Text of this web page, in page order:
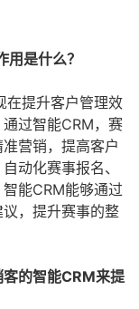
是什么？
在提升客户管理效
过智能CRM，赛
营销，提高客户
动化赛事报名、
能CRM能够通过
，提升赛事的整
的智能CRM来提